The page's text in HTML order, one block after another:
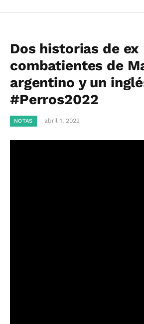
Dos historias de ex
combatientes de
argentino y un
#Perros2022
NOTAS abril 1, 2022